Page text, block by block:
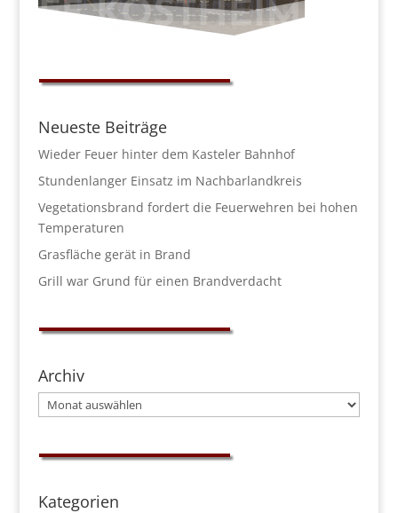
Neueste Beiträge
Wieder Feuer hinter dem Kasteler Bahnhof
Stundenlanger Einsatz im Nachbarlandkreis
Vegetationsbrand fordert die Feuerwehren bei hohen
Temperaturen
Grasfläche gerät in Brand
Grill war Grund für einen Brandverdacht
Archiv
Archiv
Kategorien